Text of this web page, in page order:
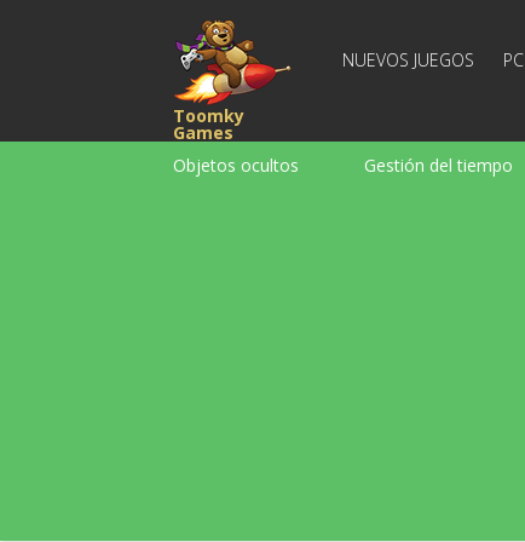
Toomky
Games
NUEVOS JUEGOS PC
Objetos ocultos Gestión del tiempo